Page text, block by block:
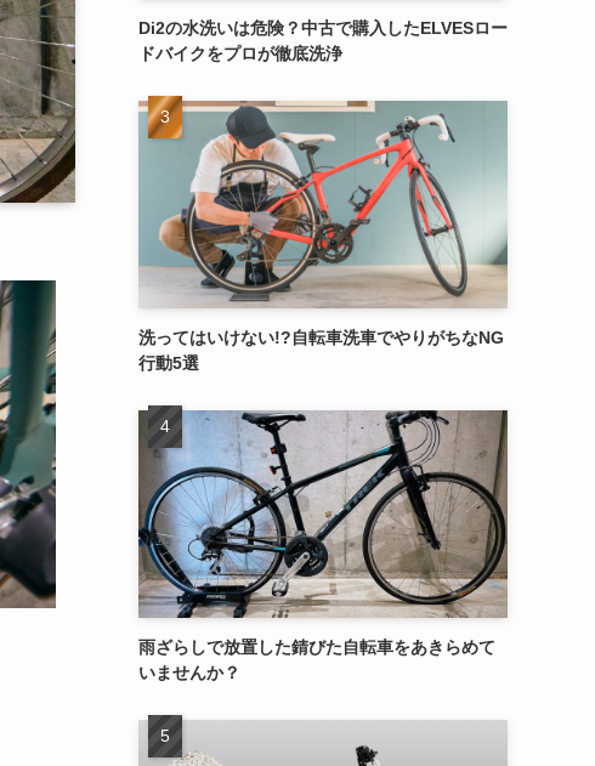
Di2の水洗いは危険？中古で購入したELVESロー
ドバイクをプロが徹底洗浄
洗ってはいけない!?自転車洗車でやりがちなNG
行動5選
雨ざらしで放置した錆びた自転車をあきらめて
いませんか？